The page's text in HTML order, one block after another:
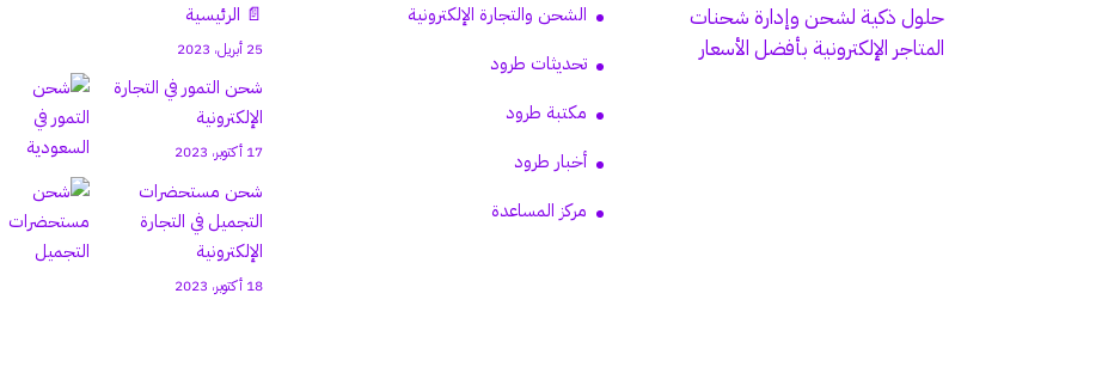
حلول ذكية لشحن وإدارة شحنات
المتاجر الإلكترونية بأفضل الأسعار
الشحن والتجارة الإلكترونية
تحديثات طرود
مكتبة طرود
أخبار طرود
مركز المساعدة
📄 الرئيسية
25 أبريل، 2023
شحن التمور في التجارة
الإلكترونية
17 أكتوبر، 2023
شحن مستحضرات
التجميل في التجارة
الإلكترونية
18 أكتوبر، 2023